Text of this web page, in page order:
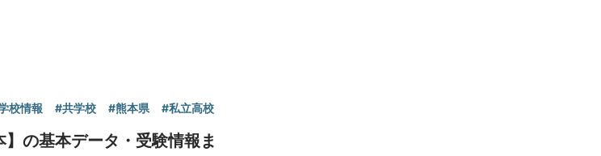
校情報 #共学校 #熊本県 #私立高校
の基本データ・受験情報ま